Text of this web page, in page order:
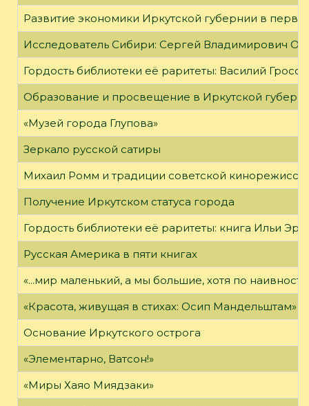
Развитие экономики Иркутской губернии в
Исследователь Сибири: Сергей Владимирович
Гордость библиотеки её раритеты: Василий
Образование и просвещение в Иркутской
«Музей города Глупова»
Зеркало русской сатиры
Михаил Ромм и традиции советской
Получение Иркутском статуса города
Гордость библиотеки её раритеты: книга Ильи
Русская Америка в пяти книгах
«...мир маленький, а мы большие, хотя по
«Красота, живущая в стихах: Осип Мандельштам»
Основание Иркутского острога
«Элементарно, Ватсон!»
«Миры Хаяо Миядзаки»